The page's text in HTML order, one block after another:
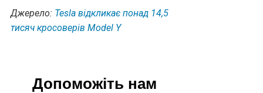
Джерело: Tesla відкликає понад 14,5
тисяч кросоверів Model Y
Допоможіть нам